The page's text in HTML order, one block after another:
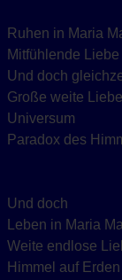
Ruhen in Maria
Mitfühlende
Und doch
Große weite
Universum
Paradox des
Und doch
Leben in Maria
Weite endlose
Himmel auf Erden